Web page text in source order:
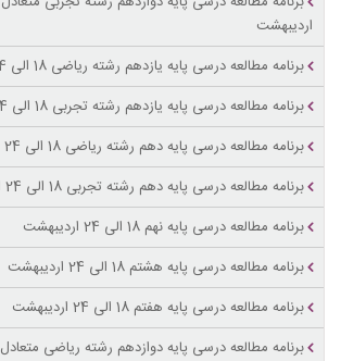
اردیبهشت
برنامه مطالعه درسی پایه یازدهم رشته ریاضی 18 الی 24 اردیبهشت
برنامه مطالعه درسی پایه یازدهم رشته تجربی 18 الی 24 اردیبهشت
برنامه مطالعه درسی پایه دهم رشته ریاضی 18 الی 24 اردیبهشت
برنامه مطالعه درسی پایه دهم رشته تجربی 18 الی 24 اردیبهشت
برنامه مطالعه درسی پایه نهم 18 الی 24 اردیبهشت
برنامه مطالعه درسی پایه هشتم 18 الی 24 اردیبهشت
برنامه مطالعه درسی پایه هفتم 18 الی 24 اردیبهشت
برنامه مطالعه درسی پایه دوازدهم رشته ریاضی متعادل 11 الی 17 اردیبهشت